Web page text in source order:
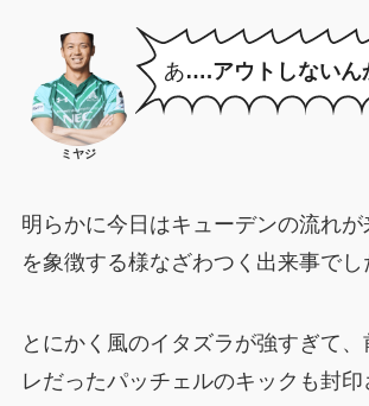
ミヤジ
あ….アウトしないん
明らかに今日はキューデンの流れが
を象徴する様なざわつく出来事でし
とにかく風のイタズラが強すぎて
レだったパッチェルのキックも封印